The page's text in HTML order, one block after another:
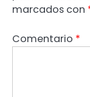
marcados con
Comentario *